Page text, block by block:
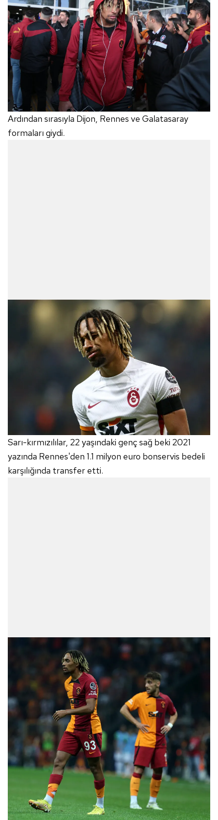
Ardından sırasıyla Dijon, Rennes ve Galatasaray
formaları giydi.
Sarı-kırmızılılar, 22 yaşındaki genç sağ beki 2021
yazında Rennes'den 1.1 milyon euro bonservis bedeli
karşılığında transfer etti.